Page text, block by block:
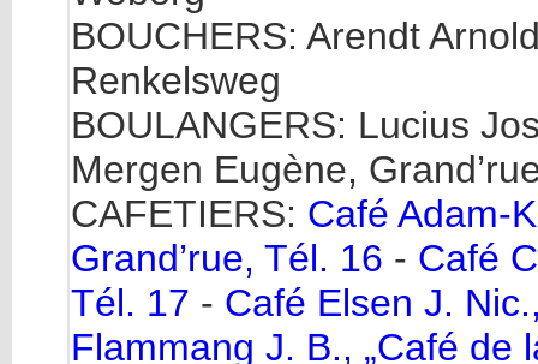
BOUCHERS: Arendt
Renkelsweg
BOULANGERS: Lucius
Mergen Eugène,
CAFETIERS: Café Adam-
Grand’rue, Tél. 16 - Café
Tél. 17 - Café Elsen J.
Flammang J. B., „Café de